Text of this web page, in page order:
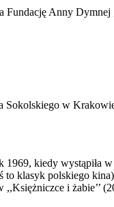
Anny Dymnej
w
kiedy wystąpiła
klasyk polskiego
i żabie’’